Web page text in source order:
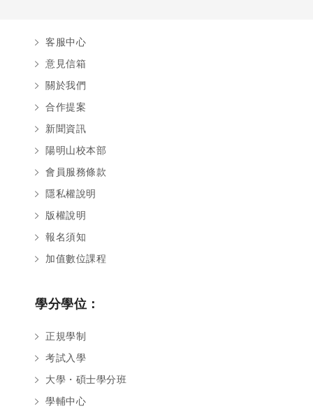
客服中心
意見信箱
關於我們
合作提案
新聞資訊
陽明山校本部
會員服務條款
隱私權說明
版權說明
報名須知
加值數位課程
學分學位：
正規學制
考試入學
大學・碩士學分班
學輔中心